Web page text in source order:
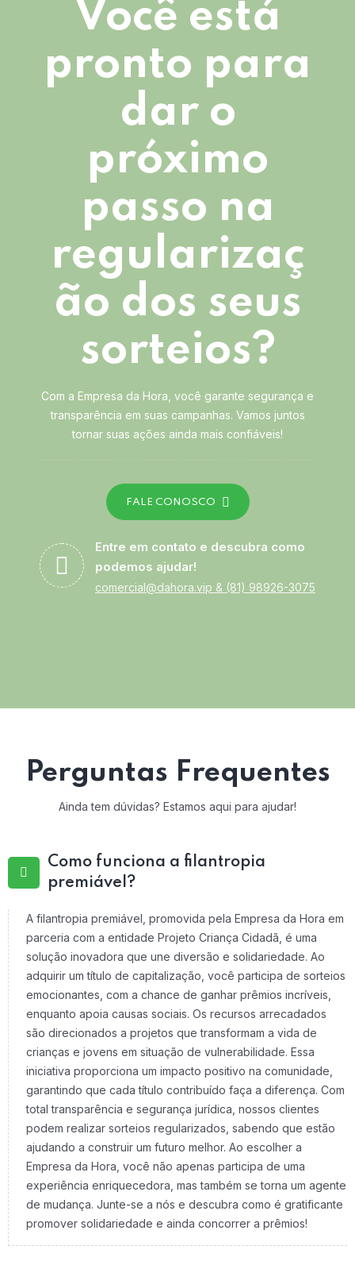
Você está
pronto para
dar o
próximo
passo na
regularizaç
ão dos seus
sorteios?
Com a Empresa da Hora, você garante segurança e
transparência em suas campanhas. Vamos juntos
tornar suas ações ainda mais confiáveis!
FALE CONOSCO
Entre em contato e descubra como
podemos ajudar!
comercial@dahora.vip & (81) 98926-3075
Perguntas Frequentes
Ainda tem dúvidas? Estamos aqui para ajudar!
Como funciona a filantropia
premiável?
A filantropia premiável, promovida pela Empresa da Hora em
parceria com a entidade Projeto Criança Cidadã, é uma
solução inovadora que une diversão e solidariedade. Ao
adquirir um título de capitalização, você participa de sorteios
emocionantes, com a chance de ganhar prêmios incríveis,
enquanto apoia causas sociais. Os recursos arrecadados
são direcionados a projetos que transformam a vida de
crianças e jovens em situação de vulnerabilidade. Essa
iniciativa proporciona um impacto positivo na comunidade,
garantindo que cada título contribuído faça a diferença. Com
total transparência e segurança jurídica, nossos clientes
podem realizar sorteios regularizados, sabendo que estão
ajudando a construir um futuro melhor. Ao escolher a
Empresa da Hora, você não apenas participa de uma
experiência enriquecedora, mas também se torna um agente
de mudança. Junte-se a nós e descubra como é gratificante
promover solidariedade e ainda concorrer a prêmios!